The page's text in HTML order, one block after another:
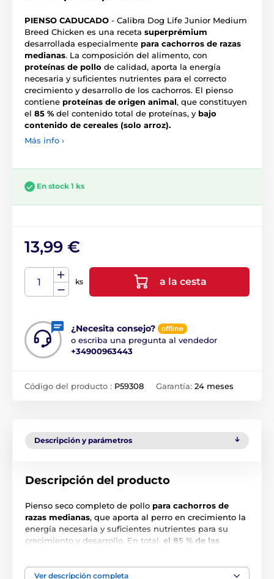
PIENSO CADUCADO - Calibra Dog Life Junior Medium
Breed Chicken es una receta superprémium
desarrollada especialmente para cachorros de razas
medianas. La composición del alimento, con
proteínas de pollo de calidad, aporta la energía
necesaria y suficientes nutrientes para el correcto
crecimiento y desarrollo de los cachorros. El pienso
contiene proteínas de origen animal, que constituyen
el 85 % del contenido total de proteínas, y bajo
contenido de cereales (solo arroz).
Más info ›
En stock 1 ks
13,99 €
ks a la cesta
¿Necesita consejo? offline
o escriba una pregunta al vendedor
+34900963443
Código del producto : P59308 Garantía: 24 meses
Descripción y parámetros
Descripción del producto
Pienso seco completo de pollo para cachorros de
razas medianas, que aporta al perro en crecimiento la
energía necesaria y suficientes nutrientes para su
crecimiento y desarrollo. En total, el 85 % de las
cuidadosamente seleccionados, tiene un efecto
Ver descripción completa